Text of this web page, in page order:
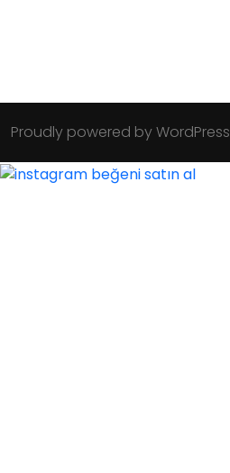
Proudly powered by WordPress